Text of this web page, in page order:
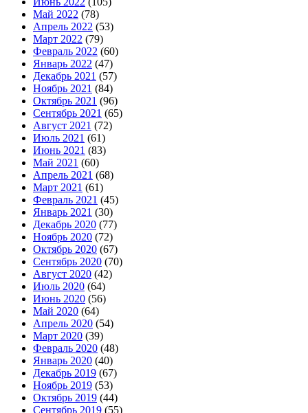
Май 2022 (78)
Апрель 2022 (53)
Март 2022 (79)
Февраль 2022 (60)
Январь 2022 (47)
Декабрь 2021 (57)
Ноябрь 2021 (84)
Октябрь 2021 (96)
Сентябрь 2021 (65)
Август 2021 (72)
Июль 2021 (61)
Июнь 2021 (83)
Май 2021 (60)
Апрель 2021 (68)
Март 2021 (61)
Февраль 2021 (45)
Январь 2021 (30)
Декабрь 2020 (77)
Ноябрь 2020 (72)
Октябрь 2020 (67)
Сентябрь 2020 (70)
Август 2020 (42)
Июль 2020 (64)
Июнь 2020 (56)
Май 2020 (64)
Апрель 2020 (54)
Март 2020 (39)
Февраль 2020 (48)
Январь 2020 (40)
Декабрь 2019 (67)
Ноябрь 2019 (53)
Октябрь 2019 (44)
Сентябрь 2019 (55)